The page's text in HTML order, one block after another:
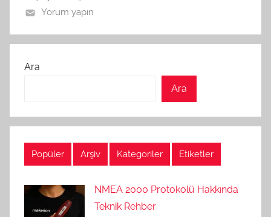
Yorum yapın
Ara
Ara
Popüler Arşiv Kategoriler Etiketler
NMEA 2000 Protokolü Hakkında
Teknik Rehber